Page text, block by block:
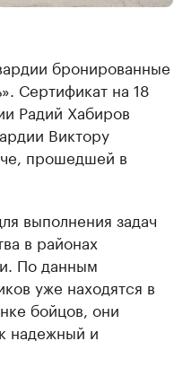
бронированные
Сертификат на 18
Радий Хабиров
Виктору
прошедшей в
выполнения задач
в районах
По данным
уже находятся в
бойцов, они
надежный и